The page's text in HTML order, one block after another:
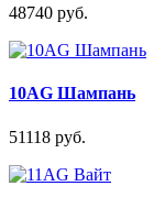
48740 руб.
10AG Шампань
51118 руб.